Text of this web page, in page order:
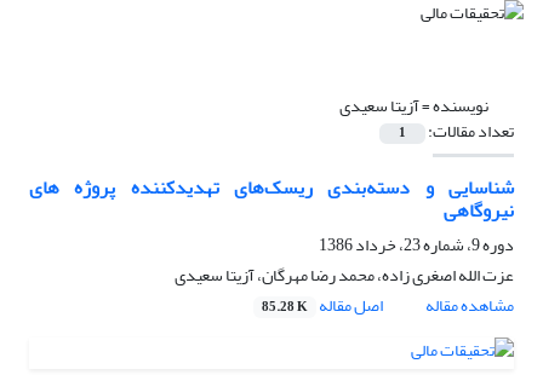
نویسنده =آزیتا سعیدی
تعداد مقالات: 1
شناسایی و دسته‌بندی ریسک‌های تهدیدکننده پروژه های
نیروگاهی
دوره 9، شماره 23، خرداد 1386
عزت الله اصغری زاده، محمد رضا مهرگان، آزیتا سعیدی
مشاهده مقاله
اصل مقاله 85.28 K